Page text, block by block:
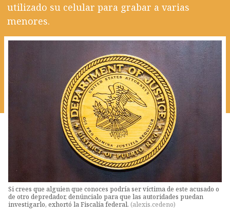
utilizado su celular para grabar a varias
menores.
Si crees que alguien que conoces podría ser víctima de este acusado o
de otro depredador, denúncialo para que las autoridades puedan
investigarlo, exhortó la Fiscalía federal. (alexis.cedeno)